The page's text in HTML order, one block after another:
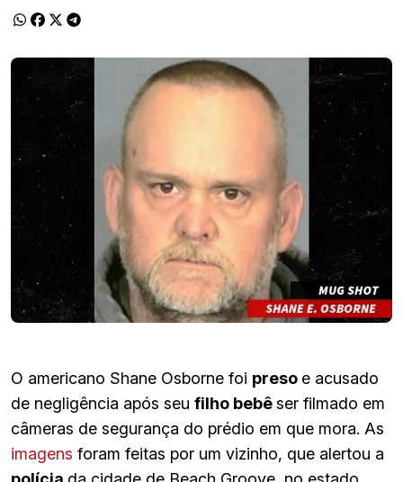
O americano Shane Osborne foi preso e acusado
de negligência após seu filho bebêser filmado em
câmeras de segurança do prédio em que mora. As
imagens foram feitas por um vizinho, que alertou a